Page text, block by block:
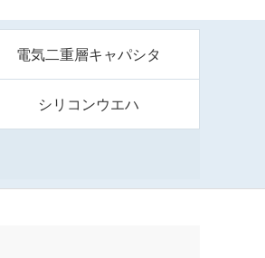
電気二重層キャパシタ
シリコンウエハ